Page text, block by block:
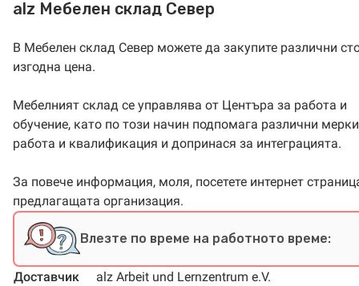
л
alz Мебелен склад Север
В Мебелен склад Север можете да закупите различни
изгодна цена.
Мебелният склад се управлява от Центъра за работа и
обучение, като по този начин подпомага различни
работа и квалификация и допринася за интеграцията.
За повече информация, моля, посетете интернет
предлагащата организация.
Влезте по време на работното време:
Доставчик
alz Arbeit und Lernzentrum e.V.